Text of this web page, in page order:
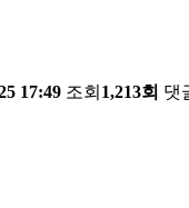
17:49 조회 1,213회 댓